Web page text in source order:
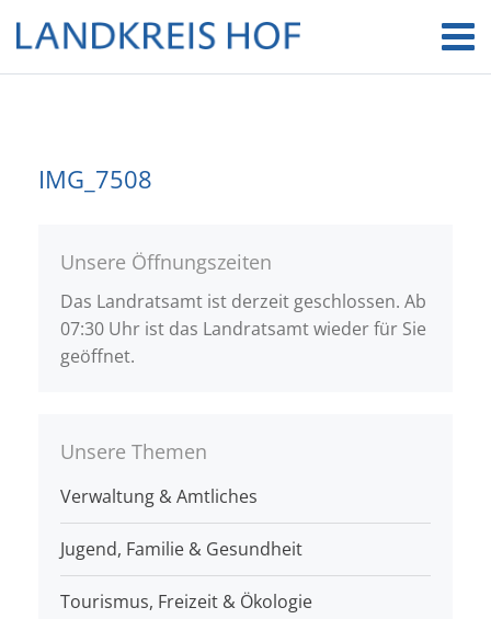
IMG_7508
Unsere Öffnungszeiten
Das Landratsamt ist derzeit geschlossen. Ab
07:30 Uhr ist das Landratsamt wieder für Sie
geöffnet.
Unsere Themen
Verwaltung & Amtliches
Jugend, Familie & Gesundheit
Tourismus, Freizeit & Ökologie